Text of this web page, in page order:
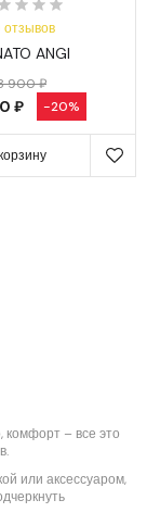
отзывов
ANGI
900 ₽
₽ -20%
комфорт – все это
или аксессуаром,